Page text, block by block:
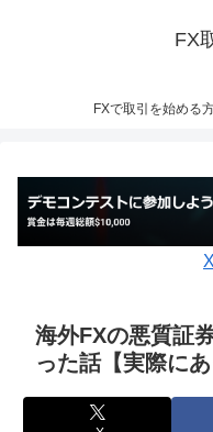
FX
FXで取引を始める
海外FXの悪質証
った話【実際にあ